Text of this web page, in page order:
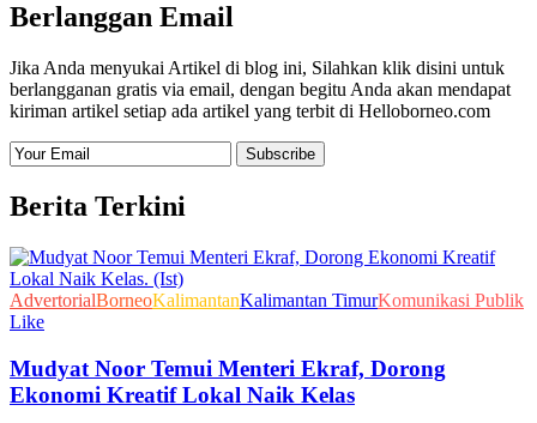
Berlanggan Email
Jika Anda menyukai Artikel di blog ini, Silahkan klik disini untuk
berlangganan gratis via email, dengan begitu Anda akan mendapat
kiriman artikel setiap ada artikel yang terbit di Helloborneo.com
Berita Terkini
AdvertorialBorneoKalimantanKalimantan TimurKomunikasi Publik
Like
Mudyat Noor Temui Menteri Ekraf, Dorong
Ekonomi Kreatif Lokal Naik Kelas